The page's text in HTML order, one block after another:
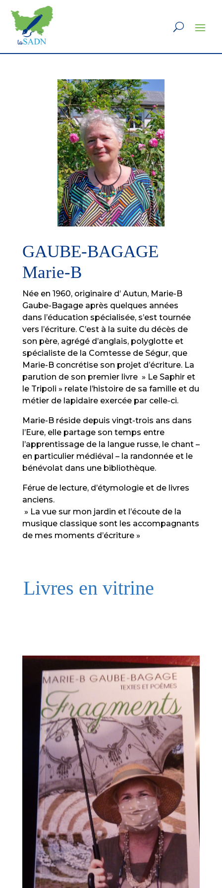
GAUBE-BAGAGE
Marie-B
Née en 1960, originaire d’ Autun, Marie-B
Gaube-Bagage après quelques années
dans l’éducation spécialisée, s’est tournée
vers l’écriture. C’est à la suite du décès de
son père, agrégé d’anglais, polyglotte et
spécialiste de la Comtesse de Ségur, que
Marie-B concrétise son projet d’écriture. La
parution de son premier livre » Le Saphir et
le Tripoli » relate l’histoire de sa famille et du
métier de lapidaire exercée par celle-ci.
Marie-B réside depuis vingt-trois ans dans
l’Eure, elle partage son temps entre
l’apprentissage de la langue russe, le chant –
en particulier médiéval – la randonnée et le
bénévolat dans une bibliothèque.
Férue de lecture, d’étymologie et de livres
anciens.
» La vue sur mon jardin et l’écoute de la
musique classique sont les accompagnants
de mes moments d’écriture »
Livres en vitrine